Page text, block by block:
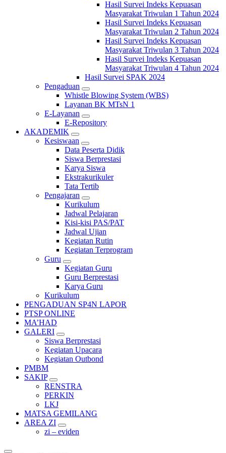
Hasil Survei Indeks Kepuasan
Masyarakat Triwulan 1 Tahun 2024
Hasil Survei Indeks Kepuasan
Masyarakat Triwulan 2 Tahun 2024
Hasil Survei Indeks Kepuasan
Masyarakat Triwulan 3 Tahun 2024
Hasil Survei Indeks Kepuasan
Masyarakat Triwulan 4 Tahun 2024
Hasil Survei SPAK 2024
Pengaduan
Whistle Blowing System (WBS)
Layanan BK MTsN 1
E-Layanan
E-Repository
AKADEMIK
Kesiswaan
Data Peserta Didik
Siswa Berprestasi
Karya Siswa
Ekstrakurikuler
Tata Tertib
Pengajaran
Kurikulum
Jadwal Pelajaran
Kisi-kisi PAS/PAT
Jadwal Ujian
Kegiatan Rutin
Kegiatan Terprogram
Guru
Kegiatan Guru
Guru Berprestasi
Karya Guru
Kurikulum
PENGADUAN SP4N LAPOR
PTSP ONLINE
MA’HAD
GALERI
Siswa Berprestasi
Kegiatan Upacara
Kegiatan Outbond
PMBM
SAKIP
RENSTRA
PERKIN
LKJ
MATSA GEMILANG
AREA ZI
zi – eviden